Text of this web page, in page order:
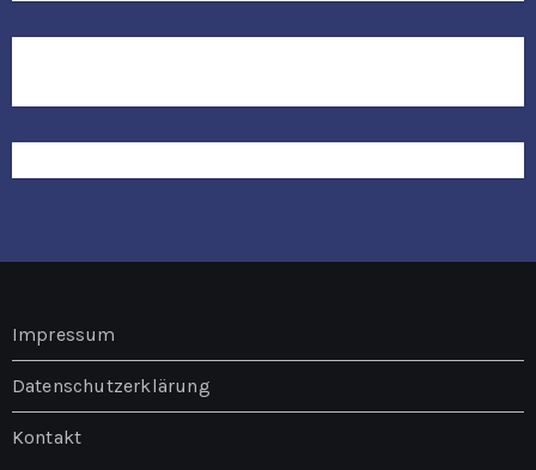
Impressum
Datenschutzerklärung
Kontakt